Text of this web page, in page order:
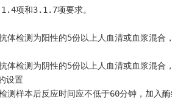
项和3.1.7项要求。
体抗体检测为阳性的5份以上人血清或血浆
体抗体检测为阴性的5份以上人血清或血浆
设置